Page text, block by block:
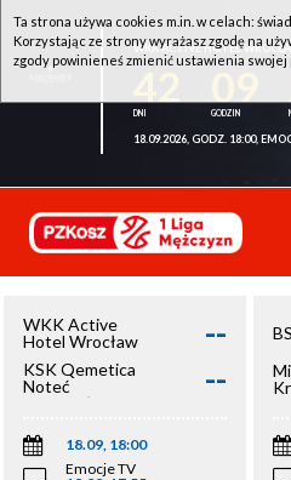
WKK ACTIVE HOTEL
18.09.2026, GODZ. 18:00,
WKK Active
Hotel Wrocław
--
KSK Qemetica
Noteć
Inowrocław
--
18.09, 18:00
Emocje TV
Ta strona używa cookies m.in. w celach:
Korzystając ze strony wyrażasz zgodę na
zgody powinieneś zmienić ustawienia swojej